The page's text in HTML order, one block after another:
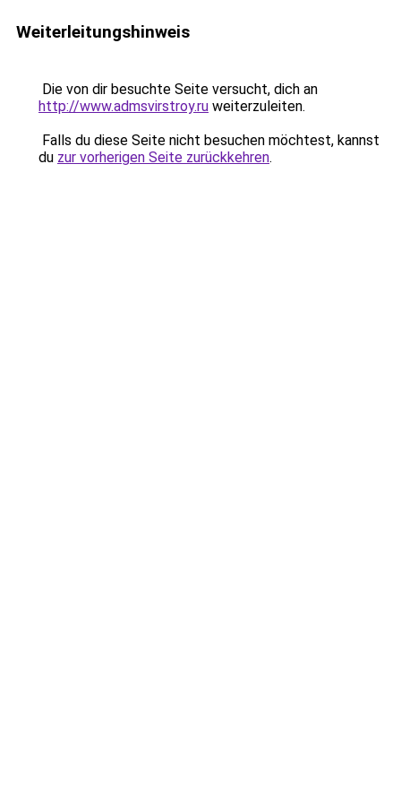
Weiterleitungshinweis
Die von dir besuchte Seite versucht, dich an
http://www.admsvirstroy.ru weiterzuleiten.
Falls du diese Seite nicht besuchen möchtest, kannst
du zur vorherigen Seite zurückkehren.